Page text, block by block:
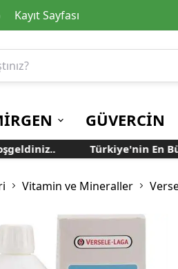
Kayıt Sayfası
Yem ve Yem
Takviyeleri
Kanarya Yemleri
Papağan ve Paraket
Kedi
Ödüller
Hamster
GÜVERCİN
Türkiye'nin En
Vitamin ve Mineraller